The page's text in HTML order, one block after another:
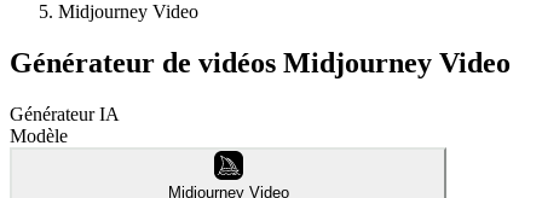
Midjourney Video
Générateur de vidéos Midjourney Video
Générateur IA
Modèle
Midjourney Video